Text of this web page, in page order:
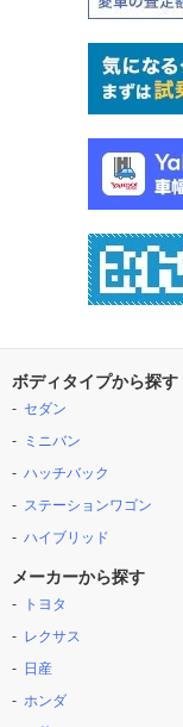
ボディタイプから探す
セダン
ミニバン
ハッチバック
ステーションワゴン
ハイブリッド
メーカーから探す
トヨタ
レクサス
日産
ホンダ